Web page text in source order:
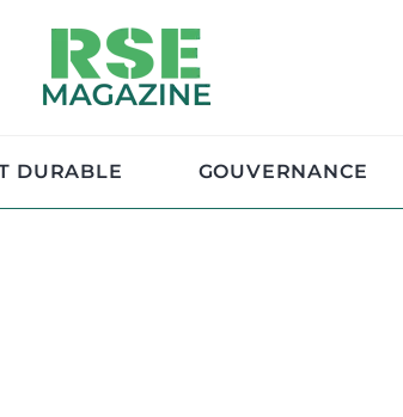
DURABLE GOUVERNANCE